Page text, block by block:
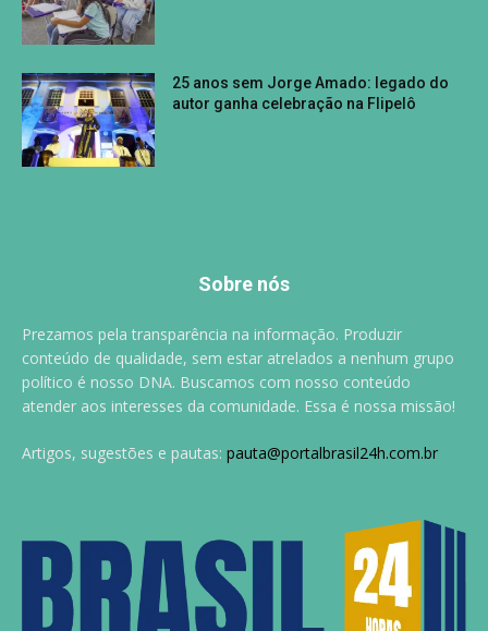
25 anos sem Jorge Amado: legado do
autor ganha celebração na Flipelô
Sobre nós
Prezamos pela transparência na informação. Produzir
conteúdo de qualidade, sem estar atrelados a nenhum grupo
político é nosso DNA. Buscamos com nosso conteúdo
atender aos interesses da comunidade. Essa é nossa missão!
Artigos, sugestões e pautas: pauta@portalbrasil24h.com.br